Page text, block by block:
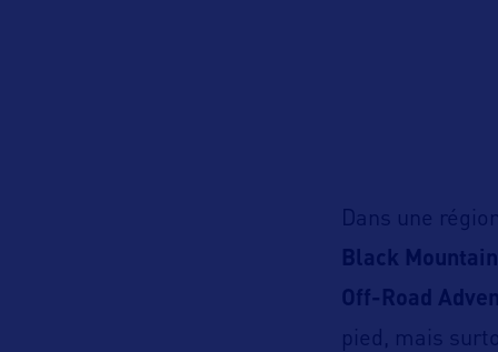
Dans une
Black Mountain
Off-Road
pied, mais